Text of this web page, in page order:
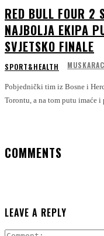
RED BULL FOUR 2
NAJBOLJA EKIPA
SVJETSKO FINALE
SPORT&HEALTH
Pobjednički tim iz Bosne i
Torontu, a na tom putu imaće i
COMMENTS
LEAVE A REPLY